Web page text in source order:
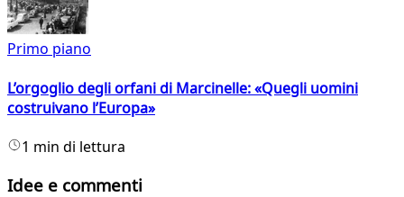
Primo piano
L’orgoglio degli orfani di Marcinelle: «Quegli uomini
costruivano l’Europa»
1 min di lettura
Idee e commenti